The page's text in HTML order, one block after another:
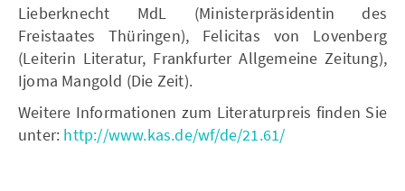
Lieberknecht MdL (Ministerpräsidentin des
Freistaates Thüringen), Felicitas von Lovenberg
(Leiterin Literatur, Frankfurter Allgemeine Zeitung),
Ijoma Mangold (Die Zeit).
Weitere Informationen zum Literaturpreis finden Sie
unter: http://www.kas.de/wf/de/21.61/